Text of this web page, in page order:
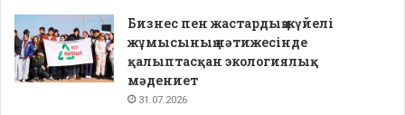
Бизнес пен жастардың жүйелі
жұмысының нәтижесінде
қалыптасқан экологиялық
мәдениет
31.07.2026